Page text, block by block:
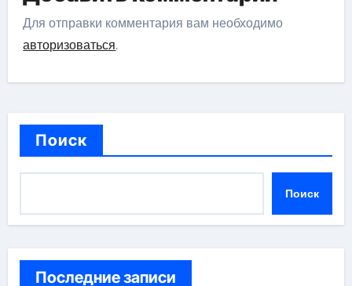
Для отправки комментария вам необходимо
авторизоваться.
Поиск
Поиск
Последние записи